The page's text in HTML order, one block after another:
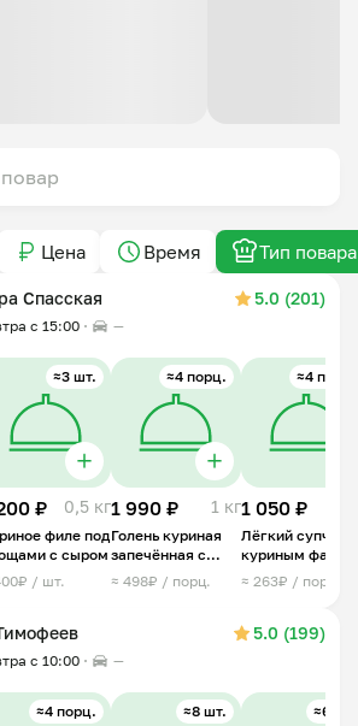
Цена Время Тип повара
Спасская 5.0 (201)
c 15:00 —
≈3 шт.
₽ 0,5 кг
филе под
с сыром
/ шт.
≈4 порц.
1 990 ₽ 1 кг
Голень куриная
запечённая с
картофелем и
томатами
≈ 498₽ / порц.
≈4 порц.
1 050 ₽
Лёгкий супчик с
куриным
и вермишелью
≈ 263₽ / порц.
5.0 (199)
c 10:00 —
≈4 порц. ≈8 шт. ≈6 шт.